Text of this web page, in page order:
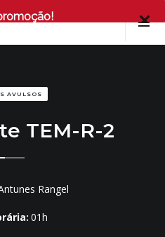
AVULSOS
TEM-R-2
Rangel
01h